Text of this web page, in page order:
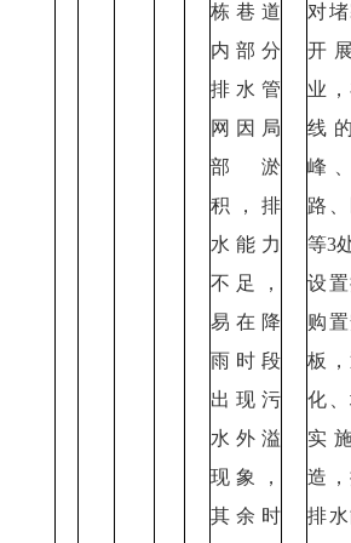
栋巷道
内部分
排水管
网因局
部淤
积，排
水能力
不足，
易在降
雨时段
出现污
水外溢
现象，
其余时
对
开
业
线
峰
路
等3
设置
购
板
化
实
造
排